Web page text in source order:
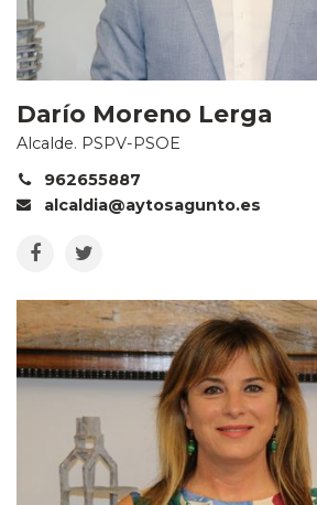
Darío Moreno Lerga
Alcalde. PSPV-PSOE
962655887
alcaldia@aytosagunto.es